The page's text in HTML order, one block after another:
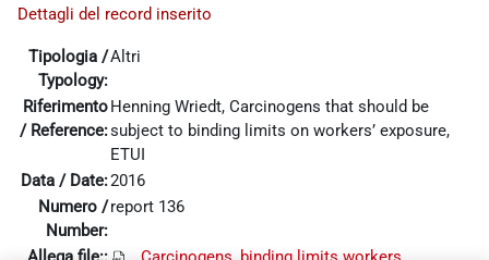
Dettagli del record inserito
Tipologia /
Typology:
Altri
Riferimento
/ Reference:
Henning Wriedt, Carcinogens that should be
subject to binding limits on workers’ exposure,
ETUI
Data / Date:2016
Numero /
Number:
report 136